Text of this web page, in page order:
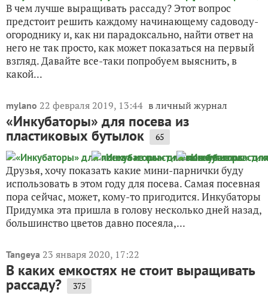
В чем лучше выращивать рассаду? Этот вопрос
предстоит решить каждому начинающему садоводу-
огороднику и, как ни парадоксально, найти ответ на
него не так просто, как может показаться на первый
взгляд. Давайте все-таки попробуем выяснить, в
какой...
mylano 22 февраля 2019, 13:44 в личный журнал
«Инкубаторы» для посева из
пластиковых бутылок 65
Друзья, хочу показать какие мини-парнички буду
использовать в этом году для посева. Самая посевная
пора сейчас, может, кому-то пригодится. Инкубаторы
Придумка эта пришла в голову несколько дней назад,
большинство цветов давно посеяла,...
Tangeya 23 января 2020, 17:22
В каких емкостях не стоит выращивать
рассаду? 375